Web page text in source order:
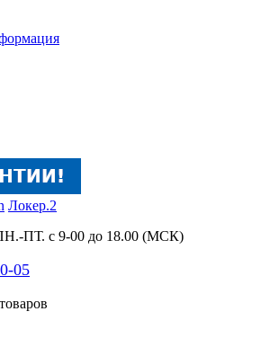
Локер.2
ПТ. с 9-00 до 18.00 (МСК)
05